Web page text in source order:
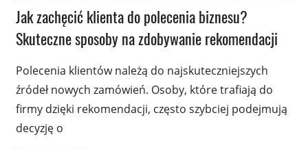
Jak zachęcić klienta do polecenia biznesu?
Skuteczne sposoby na zdobywanie rekomendacji
Polecenia klientów należą do najskuteczniejszych
źródeł nowych zamówień. Osoby, które trafiają do
firmy dzięki rekomendacji, często szybciej podejmują
decyzję o